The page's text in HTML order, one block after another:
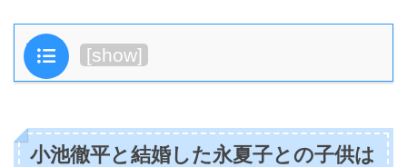
目次 [show]
小池徹平と結婚した永夏子との子供は